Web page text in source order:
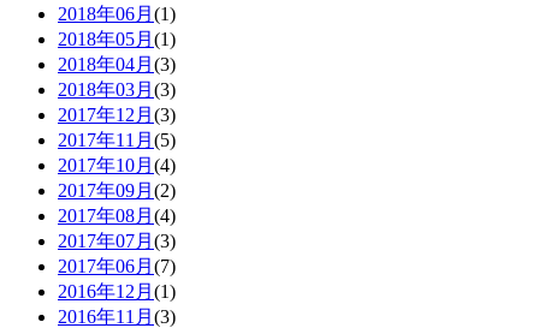
2018年06月 (1)
2018年05月 (1)
2018年04月 (3)
2018年03月 (3)
2017年12月 (3)
2017年11月 (5)
2017年10月 (4)
2017年09月 (2)
2017年08月 (4)
2017年07月 (3)
2017年06月 (7)
2016年12月 (1)
2016年11月 (3)